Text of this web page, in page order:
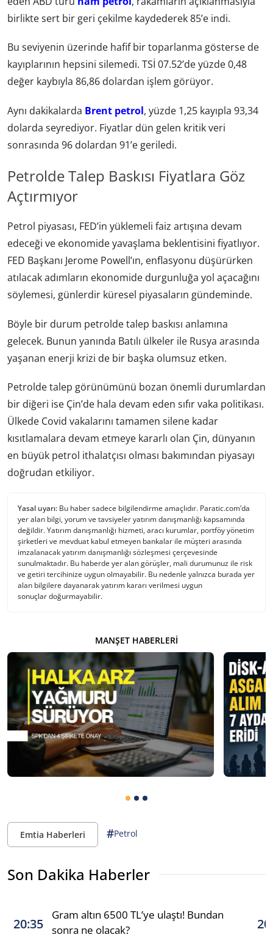
birlikte sert bir geri çekilme kaydederek 85’e indi.
Bu seviyenin üzerinde hafif bir toparlanma gösterse de
kayıplarının hepsini silemedi. TSİ 07.52’de yüzde 0,48
değer kaybıyla 86,86 dolardan işlem görüyor.
Aynı dakikalarda Brent petrol, yüzde 1,25 kayıpla 93,34
dolarda seyrediyor. Fiyatlar dün gelen kritik veri
sonrasında 96 dolardan 91’e geriledi.
Petrolde Talep Baskısı Fiyatlara Göz
Açtırmıyor
Petrol piyasası, FED’in yüklemeli faiz artışına devam
edeceği ve ekonomide yavaşlama beklentisini fiyatlıyor.
FED Başkanı Jerome Powell’ın, enflasyonu düşürürken
atılacak adımların ekonomide durgunluğa yol açacağını
söylemesi, günlerdir küresel piyasaların gündeminde.
Böyle bir durum petrolde talep baskısı anlamına
gelecek. Bunun yanında Batılı ülkeler ile Rusya arasında
yaşanan enerji krizi de bir başka olumsuz etken.
Petrolde talep görünümünü bozan önemli durumlardan
bir diğeri ise Çin’de hala devam eden sıfır vaka politikası.
Ülkede Covid vakalarını tamamen silene kadar
kısıtlamalara devam etmeye kararlı olan Çin, dünyanın
en büyük petrol ithalatçısı olması bakımından piyasayı
doğrudan etkiliyor.
Yasal uyarı: Bu haber sadece bilgilendirme amaçlıdır. Paratic.com’da
yer alan bilgi, yorum ve tavsiyeler yatırım danışmanlığı kapsamında
değildir. Yatırım danışmanlığı hizmeti, aracı kurumlar, portföy yönetim
şirketleri ve mevduat kabul etmeyen bankalar ile müşteri arasında
imzalanacak yatırım danışmanlığı sözleşmesi çerçevesinde
sunulmaktadır. Bu haberde yer alan görüşler, mali durumunuz ile risk
ve getiri tercihinize uygun olmayabilir. Bu nedenle yalnızca burada yer
alan bilgilere dayanarak yatırım kararı verilmesi uygun
sonuçlar doğurmayabilir.
MANŞET HABERLERI
Emtia Haberleri #Petrol
Son Dakika Haberler
20:35
Gram altın 6500 TL’ye ulaştı! Bundan
sonra ne olacak?